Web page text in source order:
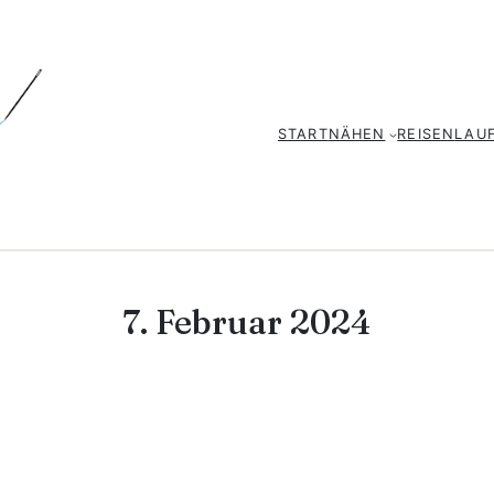
STARTNÄHEN REISEN
7. Februar 2024